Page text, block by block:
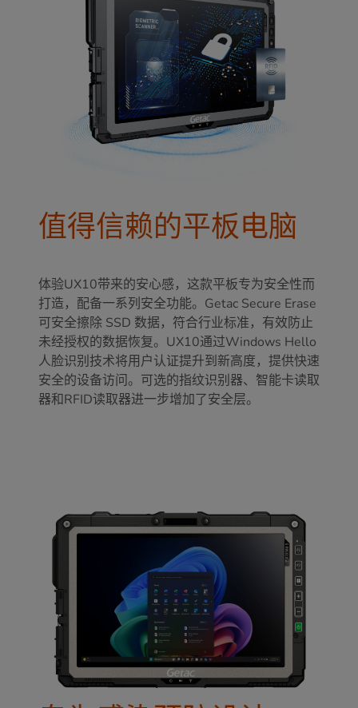
值得信赖的平板电脑
体验UX10带来的安心感，这款平板专为安全性而
打造，配备一系列安全功能。Getac Secure Erase
可安全擦除 SSD 数据，符合行业标准，有效防止
未经授权的数据恢复。UX10通过Windows Hello
人脸识别技术将用户认证提升到新高度，提供快速
安全的设备访问。可选的指纹识别器、智能卡读取
器和RFID读取器进一步增加了安全层。